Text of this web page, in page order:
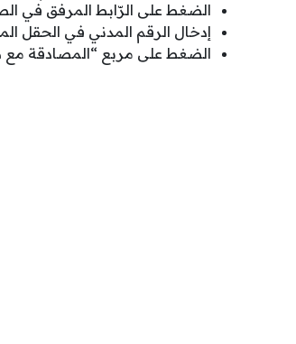
الضغط على الرّابط المرفق في
إدخال الرقم المدني في الحقل
الضغط على مربع “المصادقة مع